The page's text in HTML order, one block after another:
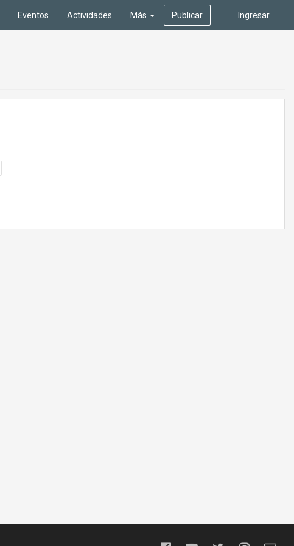
Ingresar
Eventos Actividades Más Publicar